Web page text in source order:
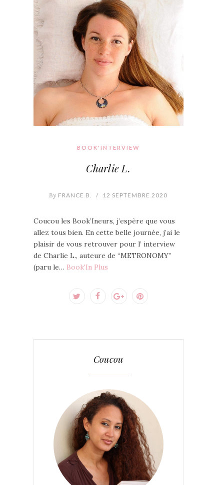
BOOK'INTERVIEW
Charlie L.
By FRANCE B. / 12 SEPTEMBRE 2020
Coucou les Book’Ineurs, j’espère que vous
allez tous bien. En cette belle journée, j’ai le
plaisir de vous retrouver pour l’ interview
de Charlie L., auteure de “METRONOMY”
(paru le… Book'In Plus
Coucou